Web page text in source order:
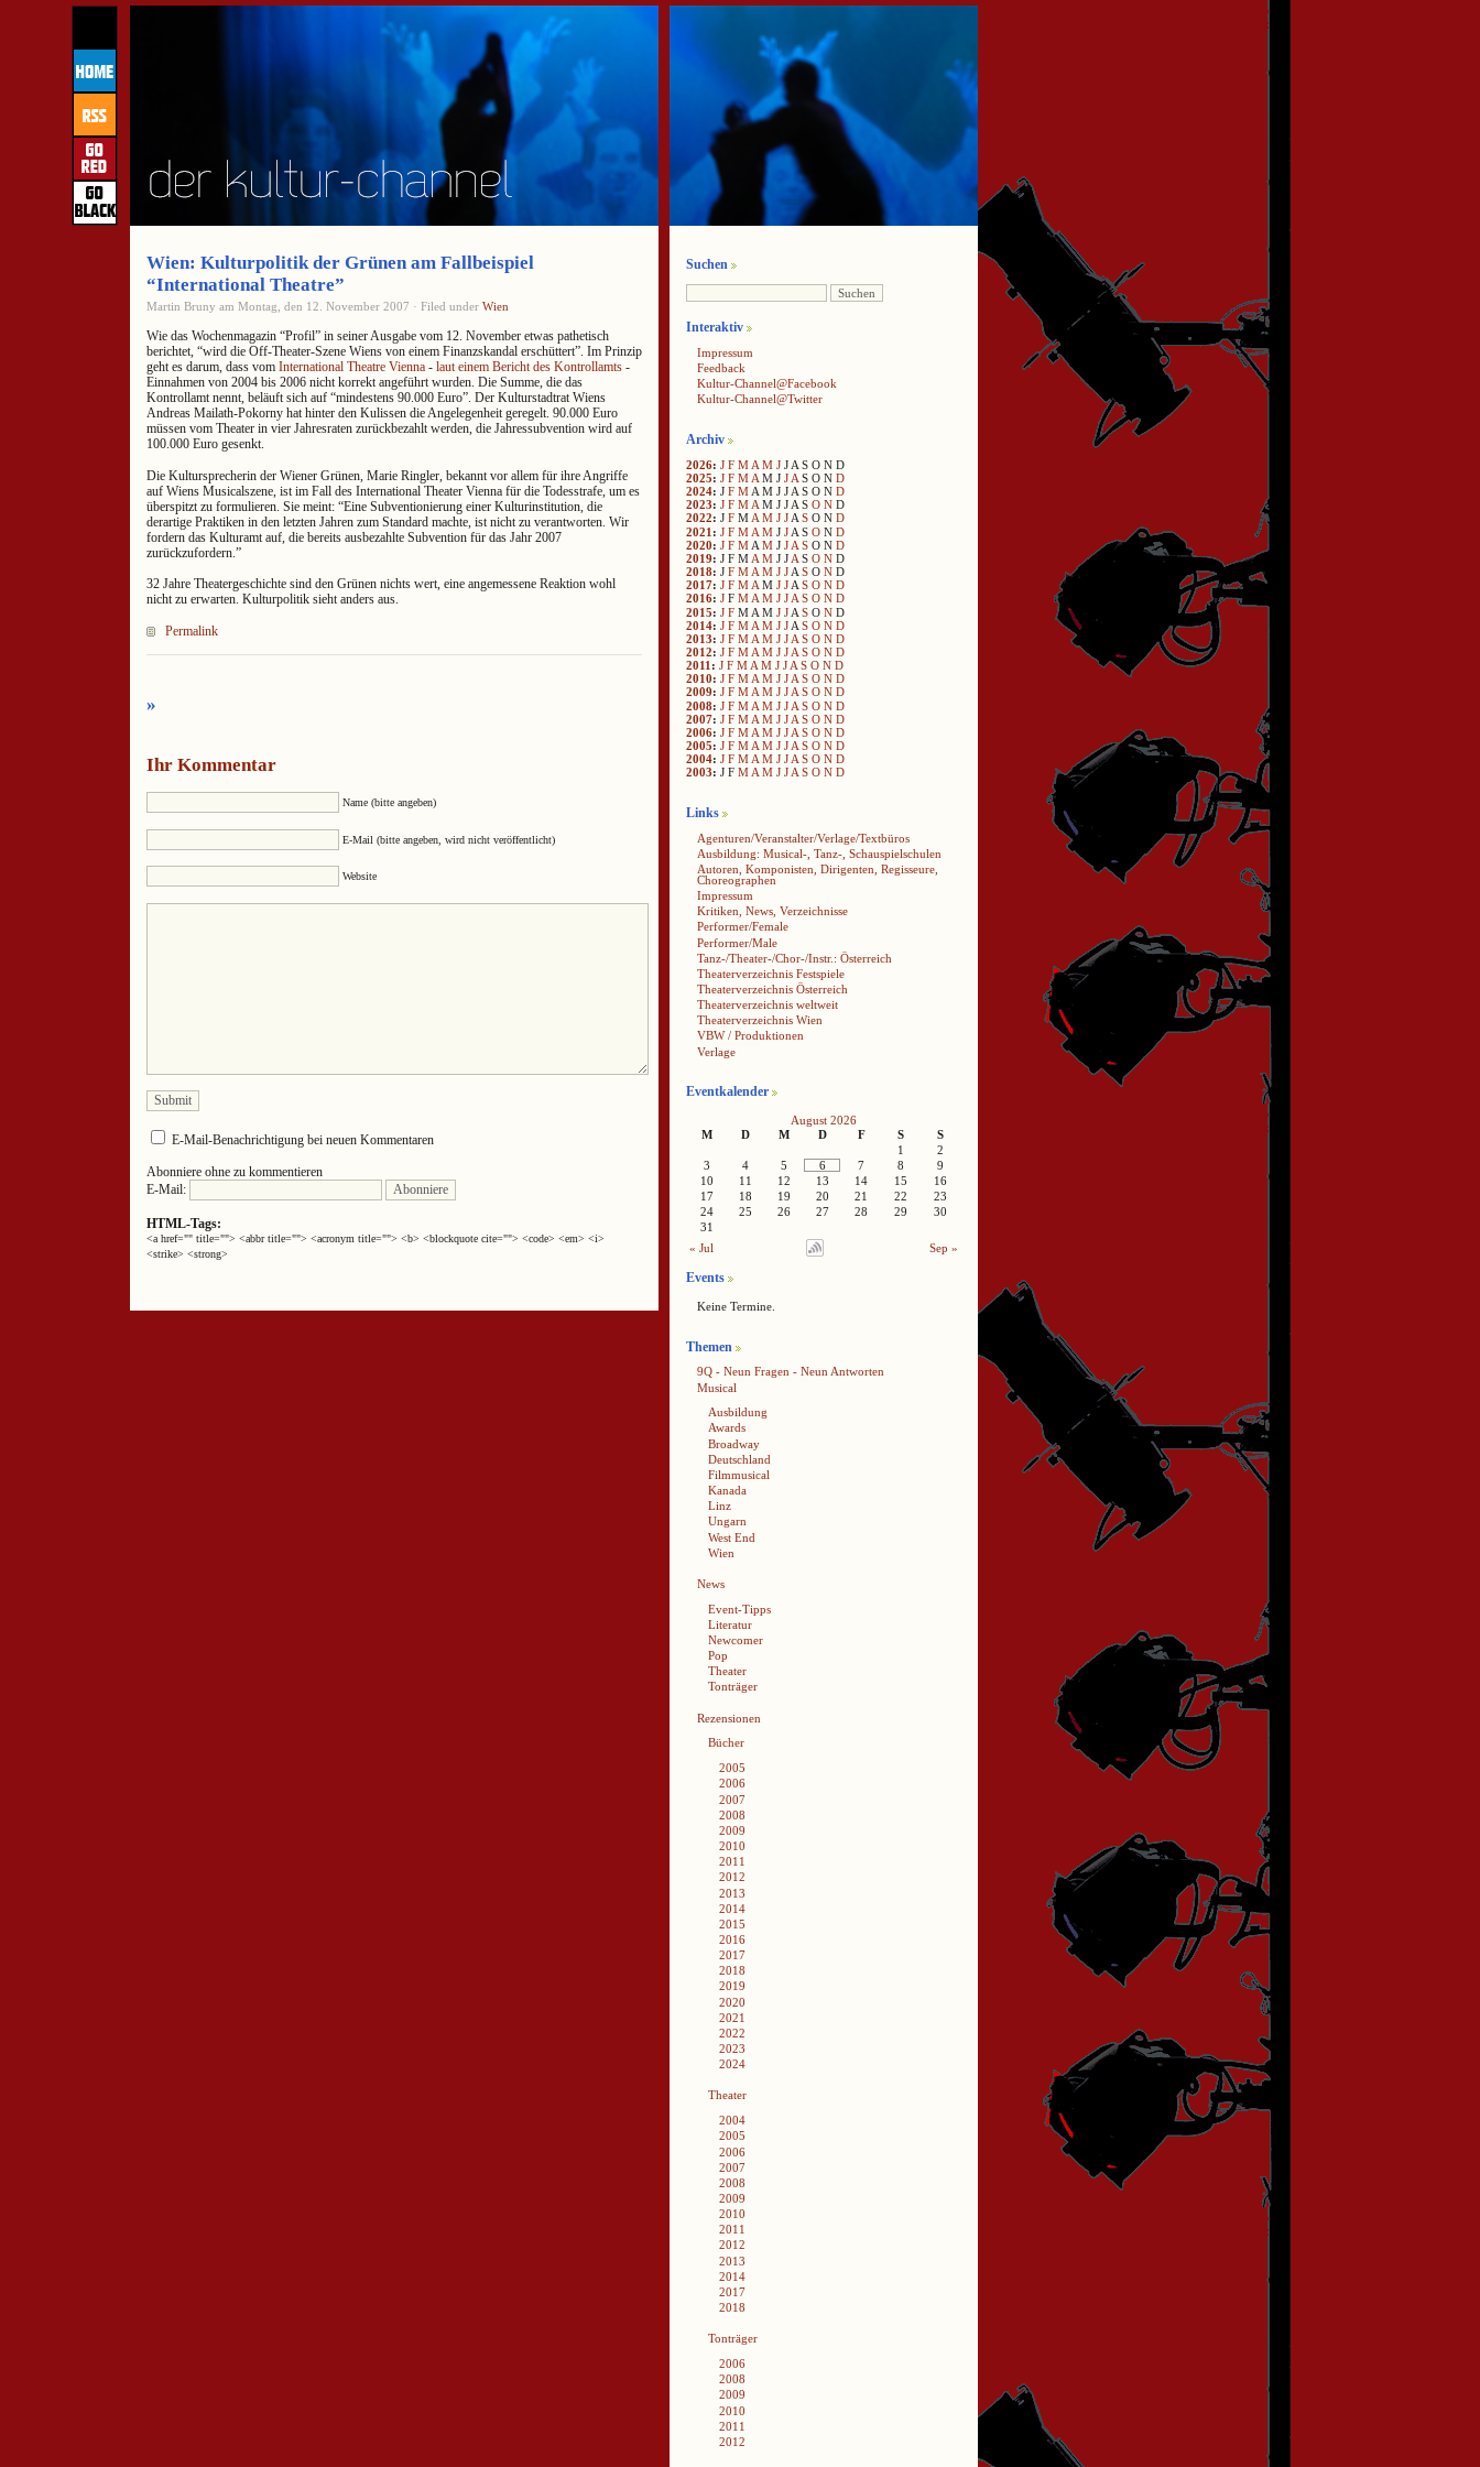
Wien: Kulturpolitik der Grünen am Fallbeispiel
“International Theatre”
Martin Bruny am Montag, den 12. November 2007 · Filed under Wien
Wie das Wochenmagazin “Profil” in seiner Ausgabe vom 12. November etwas pathetisch
berichtet, “wird die Off-Theater-Szene Wiens von einem Finanzskandal erschüttert”. Im Prinzip
geht es darum, dass vom International Theatre Vienna - laut einem Bericht des Kontrollamts -
Einnahmen von 2004 bis 2006 nicht korrekt angeführt wurden. Die Summe, die das
Kontrollamt nennt, beläuft sich auf “mindestens 90.000 Euro”. Der Kulturstadtrat Wiens
Andreas Mailath-Pokorny hat hinter den Kulissen die Angelegenheit geregelt. 90.000 Euro
müssen vom Theater in vier Jahresraten zurückbezahlt werden, die Jahressubvention wird auf
100.000 Euro gesenkt.
Die Kultursprecherin der Wiener Grünen, Marie Ringler, bekannt vor allem für ihre Angriffe
auf Wiens Musicalszene, ist im Fall des International Theater Vienna für die Todesstrafe, um es
überspitzt zu formulieren. Sie meint: “Eine Subventionierung einer Kulturinstitution, die
derartige Praktiken in den letzten Jahren zum Standard machte, ist nicht zu verantworten. Wir
fordern das Kulturamt auf, die bereits ausbezahlte Subvention für das Jahr 2007
zurückzufordern.”
32 Jahre Theatergeschichte sind den Grünen nichts wert, eine angemessene Reaktion wohl
nicht zu erwarten. Kulturpolitik sieht anders aus.
Permalink
»
Ihr Kommentar
Name (bitte angeben)
E-Mail (bitte angeben, wird nicht veröffentlicht)
Website
E-Mail-Benachrichtigung bei neuen Kommentaren
Abonniere ohne zu kommentieren
E-Mail:
HTML-Tags:
<a href="" title=""> <abbr title=""> <acronym title=""> <b> <blockquote cite=""> <code> <em> <i>
<strike> <strong>
Suchen
Interaktiv
Impressum
Feedback
Kultur-Channel@Facebook
Kultur-Channel@Twitter
Archiv
2026: J F M A M J J A S O N D
2025: J F M A M J J A S O N D
2024: J F M A M J J A S O N D
2023: J F M A M J J A S O N D
2022: J F MA M J JA S O N D
2021 : J F M A M J J A S O N D
2020: J F M A M J J A S O N D
2019: J F M A M J J A S O N D
2018: J F M A M J J A S O N D
2017: J F M A M J J A S O N D
2016: J F M A M J J A S O N D
2015: J F M A M J J A S O N D
2014: J F M A M J J A S O N D
2013: J F M A M J J A S O N D
2012: J F M A M J J A S O N D
2011 : J F M A M J J A S O N D
2010: J F M A M J J A S O N D
2009: J F MA M J JA S O N D
2008: J F M A M J J A S O N D
2007: J F M A M J J A S O N D
2006: J F M A M J J A S O N D
2005: J F M A M J J A S O N D
2004: J F M A M J J A S O N D
2003: J F M A M J J A S O N D
Links
Agenturen/Veranstalter/Verlage/Textbüros
Ausbildung: Musical-, Tanz-, Schauspielschulen
Autoren, Komponisten, Dirigenten, Regisseure,
Choreographen
Impressum
Kritiken, News, Verzeichnisse
Performer/Female
Performer/Male
Tanz-/Theater-/Chor-/Instr.: Österreich
Theaterverzeichnis Festspiele
Theaterverzeichnis Österreich
Theaterverzeichnis weltweit
Theaterverzeichnis Wien
VBW / Produktionen
Verlage
Eventkalender
August 2026
M
D M D F S
S
1
2
3
4 5 6 7 8
9
10
11 12 13 14 15
16
17
18 19 20 21 22
23
24
25 26 27 28 29
30
31
« Jul
Sep »
Events
Keine Termine.
Themen
9Q - Neun Fragen - Neun Antworten
Musical
Ausbildung
Awards
Broadway
Deutschland
Filmmusical
Kanada
Linz
Ungarn
West End
Wien
News
Event-Tipps
Literatur
Newcomer
Pop
Theater
Tonträger
Rezensionen
Bücher
2005
2006
2007
2008
2009
2010
2011
2012
2013
2014
2015
2016
2017
2018
2019
2020
2021
2022
2023
2024
Theater
2004
2005
2006
2007
2008
2009
2010
2011
2012
2013
2014
2017
2018
Tonträger
2006
2008
2009
2010
2011
2012